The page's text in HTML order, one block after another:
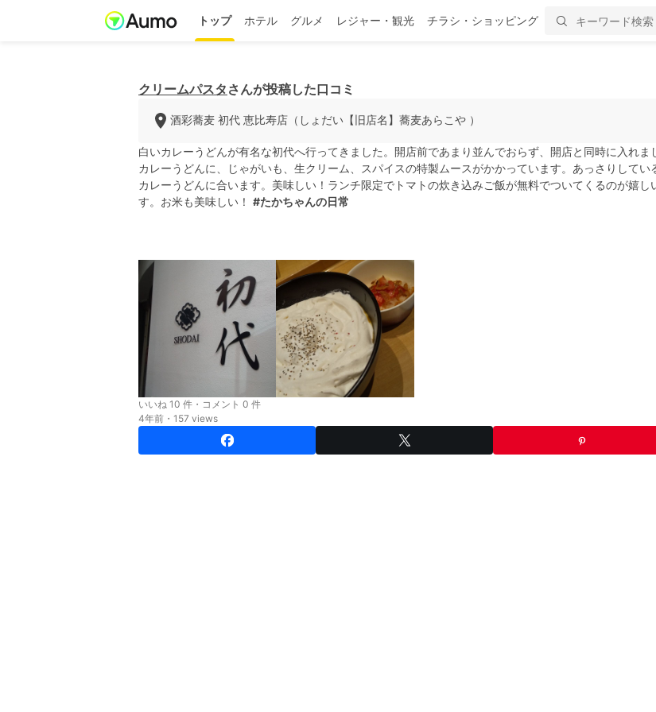
トップ ホテル グルメ レジャー・観光 チラシ・ショッピング
クリームパスタ さんが投稿した口コミ
酒彩蕎麦 初代 恵比寿店（しょだい【旧店名】蕎麦あらこや ）
白いカレーうどんが有名な初代へ行ってきました。開店前であまり並んでおらず、開店と同時に入れま
カレーうどんに、じゃがいも、生クリーム、スパイスの特製ムースがかかっています。あっさりしてい
カレーうどんに合います。美味しい！ランチ限定でトマトの炊き込みご飯が無料でついてくるのが嬉し
す。お米も美味しい！ #たかちゃんの日常
いいね 10 件・コメント 0 件
4年前・157 views